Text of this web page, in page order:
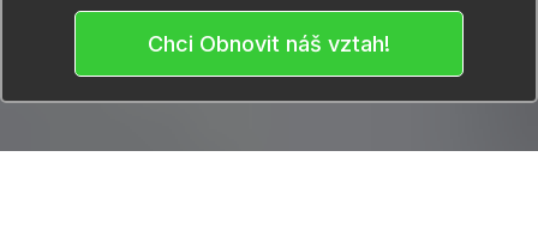
Chci Obnovit náš vztah!